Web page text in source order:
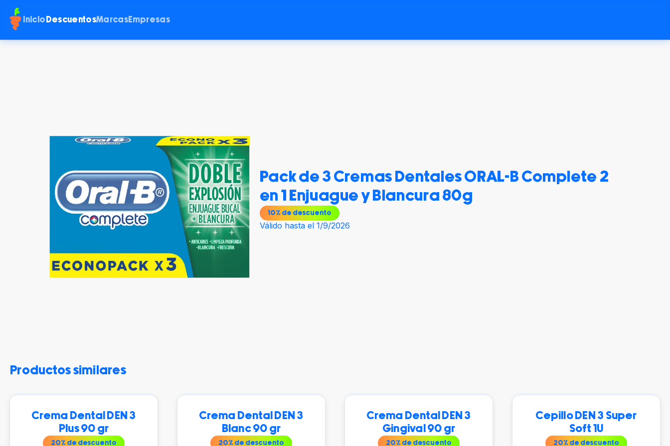
Inicio DescuentosMarcasEmpresas
Pack de 3 Cremas Dentales ORAL-B Complete 2
en 1 Enjuague y Blancura 80g
10% de descuento
Válido hasta el 1/9/2026
productos similares
Crema Dental DEN 3
Plus 90 gr
20% de descuento
Crema Dental DEN 3
Blanc 90 gr
20% de descuento
Crema Dental DEN 3
Gingival 90 gr
20% de descuento
Cepillo DEN 3 Super
Soft 1U
20% de descuento